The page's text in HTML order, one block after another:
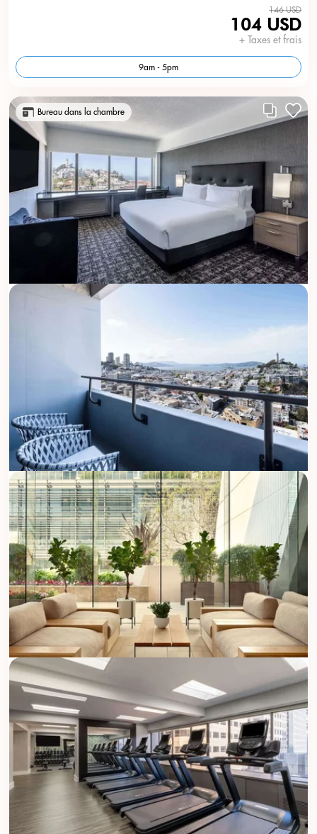
146 USD
104 USD
+ Taxes et frais
9am - 5pm
Bureau dans la chambre